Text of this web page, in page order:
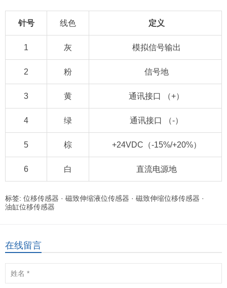
针号 线色 定义
1 灰 模拟信号输出
2 粉 信号地
3 黄 通讯接口 （+）
4 绿 通讯接口 （-）
5 棕 +24VDC（-15%/+20%）
6 白 直流电源地
标签: 位移传感器 · 磁致伸缩液位传感器 · 磁致伸缩位移传感器 ·
油缸位移传感器
在线留言